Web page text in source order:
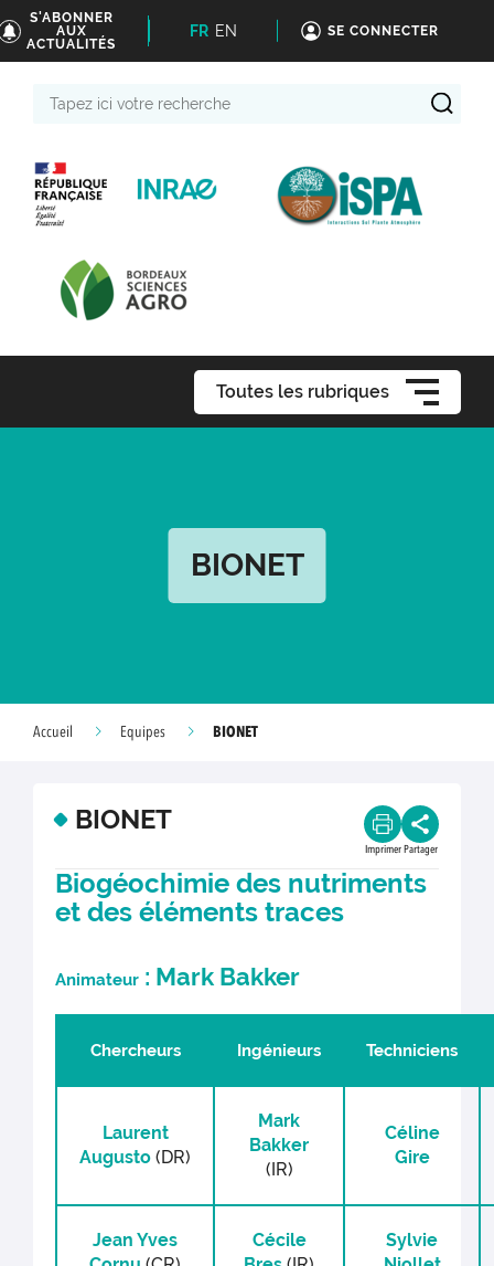
S'ABONNER
AUX
ACTUALITÉS
FR EN SE CONNECTER
Toutes les rubriques
BIONET
Accueil Equipes BIONET
BIONET
Imprimer Partager
Biogéochimie des nutriments
et des éléments traces
Animateur : Mark Bakker
Chercheurs Ingénieurs Techniciens
Laurent
Augusto (DR)
Mark
Bakker
(IR)
Céline
Gire
Jean Yves
Cécile
Sylvie